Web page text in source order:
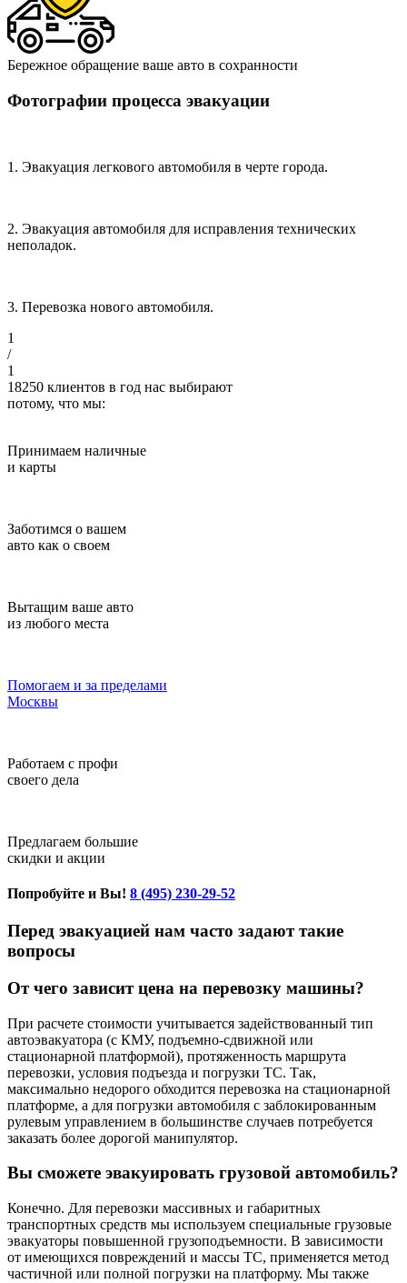
Бережное обращение ваше авто в сохранности
Фотографии процесса эвакуации
1. Эвакуация легкового автомобиля в черте города.
2. Эвакуация автомобиля для исправления технических
неполадок.
3. Перевозка нового автомобиля.
1
/
1
18250 клиентов в год нас выбирают
потому, что мы:
Принимаем наличные
и карты
Заботимся о вашем
авто как о своем
Вытащим ваше авто
из любого места
Помогаем и за пределами
Москвы
Работаем с профи
своего дела
Предлагаем большие
скидки и акции
Попробуйте и Вы! 8 (495) 230-29-52
Перед эвакуацией нам часто задают такие
вопросы
От чего зависит цена на перевозку машины?
При расчете стоимости учитывается задействованный тип
автоэвакуатора (с КМУ, подъемно-сдвижной или
стационарной платформой), протяженность маршрута
перевозки, условия подъезда и погрузки ТС. Так,
максимально недорого обходится перевозка на стационарной
платформе, а для погрузки автомобиля с заблокированным
рулевым управлением в большинстве случаев потребуется
заказать более дорогой манипулятор.
Вы сможете эвакуировать грузовой автомобиль?
Конечно. Для перевозки массивных и габаритных
транспортных средств мы используем специальные грузовые
эвакуаторы повышенной грузоподъемности. В зависимости
от имеющихся повреждений и массы ТС, применяется метод
частичной или полной погрузки на платформу. Мы также